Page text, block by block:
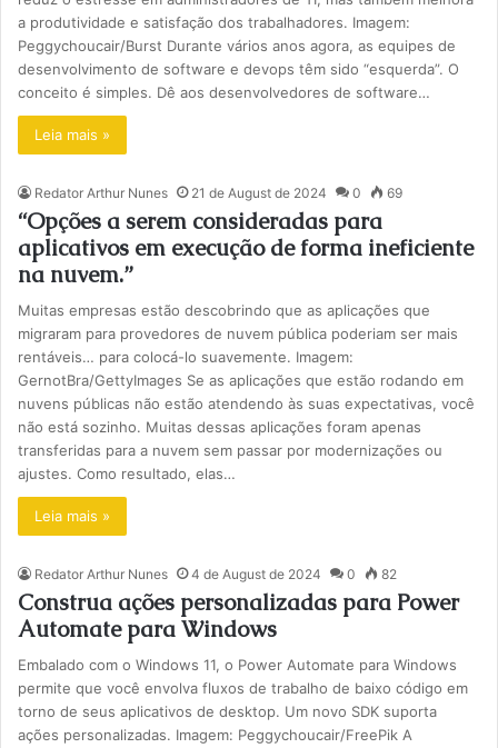
a produtividade e satisfação dos trabalhadores. Imagem:
Peggychoucair/Burst Durante vários anos agora, as equipes de
desenvolvimento de software e devops têm sido “esquerda”. O
conceito é simples. Dê aos desenvolvedores de software…
Leia mais »
Redator Arthur Nunes 21 de August de 2024 0 69
“Opções a serem consideradas para
aplicativos em execução de forma ineficiente
na nuvem.”
Muitas empresas estão descobrindo que as aplicações que
migraram para provedores de nuvem pública poderiam ser mais
rentáveis… para colocá-lo suavemente. Imagem:
GernotBra/GettyImages Se as aplicações que estão rodando em
nuvens públicas não estão atendendo às suas expectativas, você
não está sozinho. Muitas dessas aplicações foram apenas
transferidas para a nuvem sem passar por modernizações ou
ajustes. Como resultado, elas…
Leia mais »
Redator Arthur Nunes 4 de August de 2024 0 82
Construa ações personalizadas para Power
Automate para Windows
Embalado com o Windows 11, o Power Automate para Windows
permite que você envolva fluxos de trabalho de baixo código em
torno de seus aplicativos de desktop. Um novo SDK suporta
ações personalizadas. Imagem: Peggychoucair/FreePik A